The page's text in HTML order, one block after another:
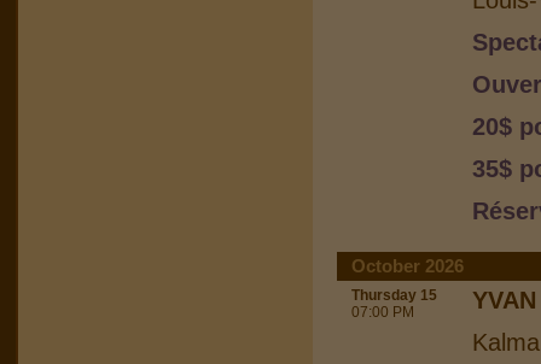
20$
35$
October 2026
Thursday 15
07:00 PM